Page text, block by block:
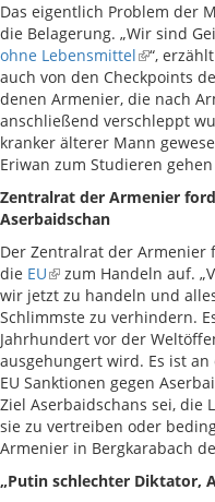
Das eigentlich Problem der
die Belagerung. „Wir sind
ohne Lebensmittel
“,
auch von den Checkpoints
denen Armenier, die nach
anschließend verschleppt
kranker älterer Mann
Eriwan zum Studieren
Zentralrat der Armenier
Aserbaidschan
Der Zentralrat der
die EU
zum Handeln auf.
wir jetzt zu handeln und
Schlimmste zu verhindern.
Jahrhundert vor der
ausgehungert wird. Es ist
EU Sanktionen gegen
Ziel Aserbaidschans sei, die
sie zu vertreiben oder
Armenier in Bergkarabach
„Putin schlechter Diktator,